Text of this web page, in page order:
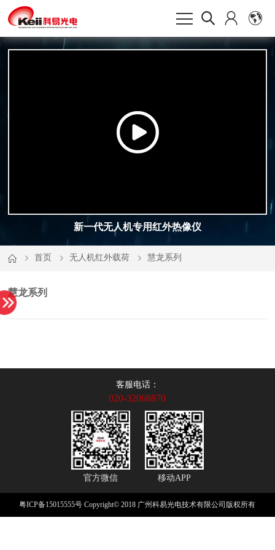
新一代无人机专用红外热像仪
首页 无人机红外载荷 慧龙系列
慧龙系列
客服电话：
020-32068870
官方微信 移动APP
粤ICP备15015555号 Copyright© 2018 广州科易光电技术有限公司版权所有